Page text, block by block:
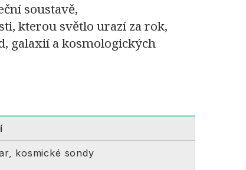
soustavě,
kterou světlo urazí za rok,
galaxií a kosmologických
kosmické sondy